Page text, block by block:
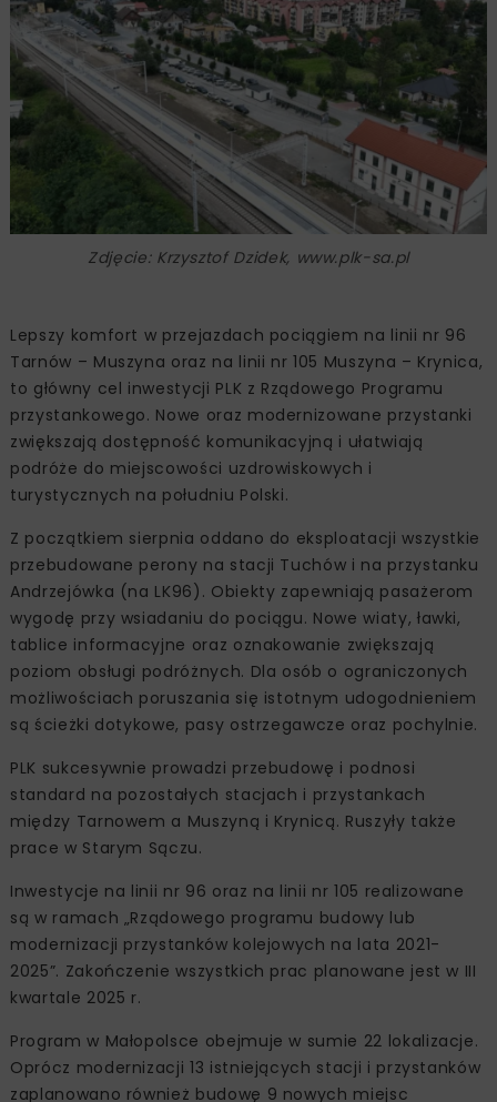
Zdjęcie: Krzysztof Dzidek, www.plk-sa.pl
Lepszy komfort w przejazdach pociągiem na linii nr 96
Tarnów – Muszyna oraz na linii nr 105 Muszyna – Krynica,
to główny cel inwestycji PLK z Rządowego Programu
przystankowego. Nowe oraz modernizowane przystanki
zwiększają dostępność komunikacyjną i ułatwiają
podróże do miejscowości uzdrowiskowych i
turystycznych na południu Polski.
Z początkiem sierpnia oddano do eksploatacji wszystkie
przebudowane perony na stacji Tuchów i na przystanku
Andrzejówka (na LK96). Obiekty zapewniają pasażerom
wygodę przy wsiadaniu do pociągu. Nowe wiaty, ławki,
tablice informacyjne oraz oznakowanie zwiększają
poziom obsługi podróżnych. Dla osób o ograniczonych
możliwościach poruszania się istotnym udogodnieniem
są ścieżki dotykowe, pasy ostrzegawcze oraz pochylnie.
PLK sukcesywnie prowadzi przebudowę i podnosi
standard na pozostałych stacjach i przystankach
między Tarnowem a Muszyną i Krynicą. Ruszyły także
prace w Starym Sączu.
Inwestycje na linii nr 96 oraz na linii nr 105 realizowane
są w ramach „Rządowego programu budowy lub
modernizacji przystanków kolejowych na lata 2021-
2025”. Zakończenie wszystkich prac planowane jest w III
kwartale 2025 r.
Program w Małopolsce obejmuje w sumie 22 lokalizacje.
Oprócz modernizacji 13 istniejących stacji i przystanków
zaplanowano również budowę 9 nowych miejsc